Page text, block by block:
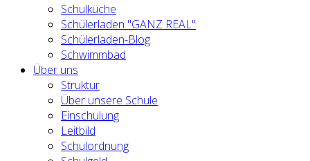
Schulküche
Schülerladen "GANZ REAL"
Schülerladen-Blog
Schwimmbad
Über uns
Struktur
Über unsere Schule
Einschulung
Leitbild
Schulordnung